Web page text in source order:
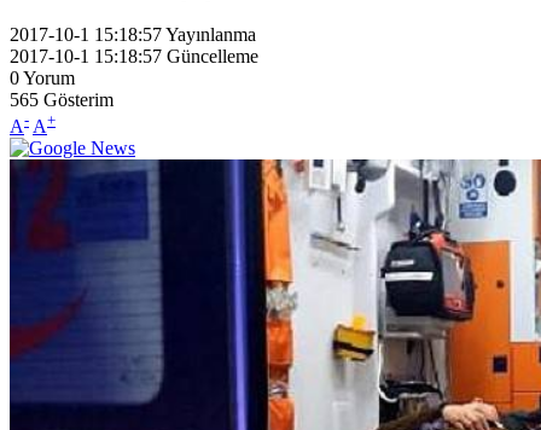
2017-10-1 15:18:57Yayınlanma
2017-10-1 15:18:57 Güncelleme
0Yorum
565 Gösterim
A- A+